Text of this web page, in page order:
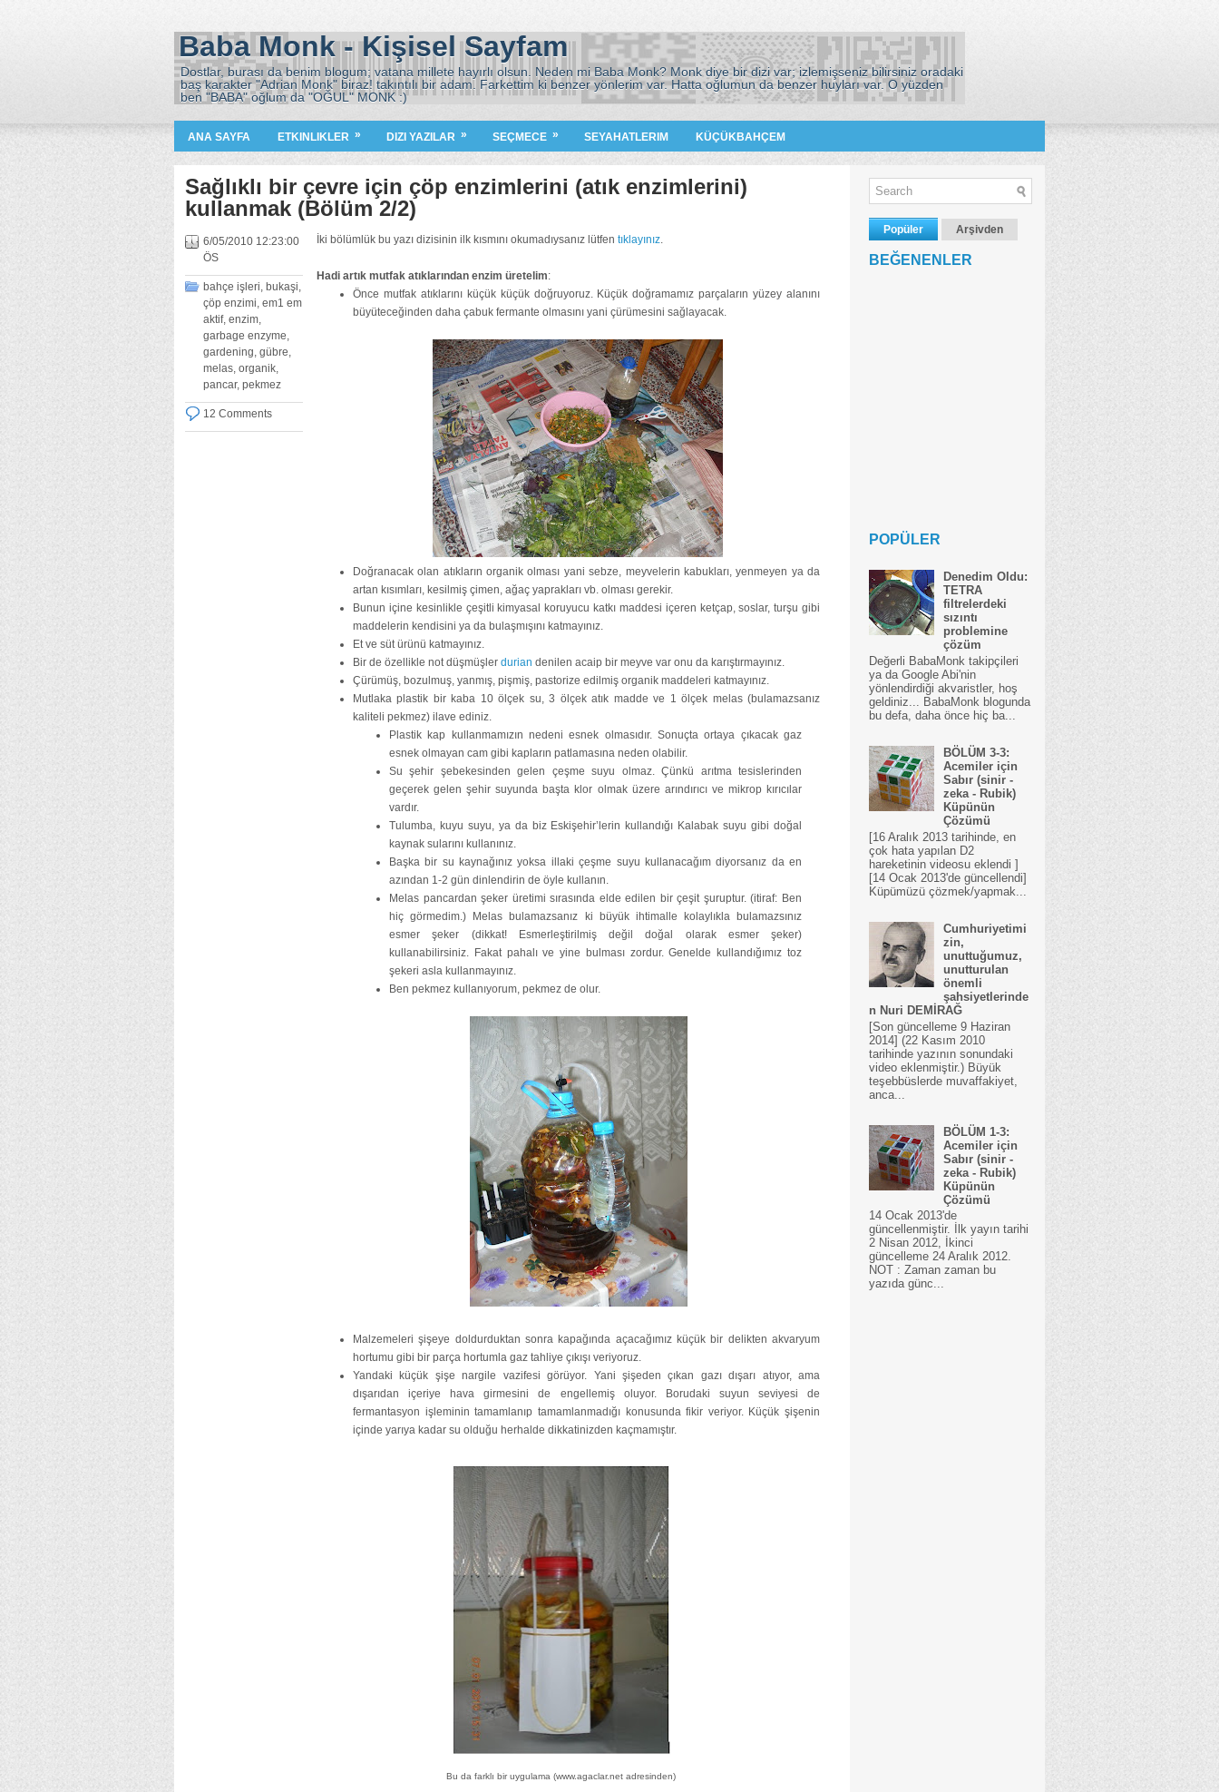
Baba Monk - Kişisel Sayfam
Dostlar, burası da benim blogum; vatana millete hayırlı olsun. Neden mi Baba Monk? Monk diye bir dizi var; izlemişseniz bilirsiniz oradaki
baş karakter "Adrian Monk" biraz! takıntılı bir adam. Farkettim ki benzer yönlerim var. Hatta oğlumun da benzer huyları var. O yüzden
ben "BABA" oğlum da "OĞUL" MONK :)
ANA SAYFA ETKINLIKLER » DIZI YAZILAR » SEÇMECE » SEYAHATLERIM KÜÇÜKBAHÇEM
Sağlıklı bir çevre için çöp enzimlerini (atık enzimlerini)
kullanmak (Bölüm 2/2)
6/05/2010 12:23:00
ÖS
bahçe işleri, bukaşi,
çöp enzimi, em1 em
aktif, enzim,
garbage enzyme,
gardening, gübre,
melas, organik,
pancar, pekmez
12 Comments
İki bölümlük bu yazı dizisinin ilk kısmını okumadıysanız lütfen tıklayınız.
Hadi artık mutfak atıklarından enzim üretelim:
Önce mutfak atıklarını küçük küçük doğruyoruz. Küçük doğramamız parçaların yüzey alanını
büyüteceğinden daha çabuk fermante olmasını yani çürümesini sağlayacak.
Doğranacak olan atıkların organik olması yani sebze, meyvelerin kabukları, yenmeyen ya da
artan kısımları, kesilmiş çimen, ağaç yaprakları vb. olması gerekir.
Bunun içine kesinlikle çeşitli kimyasal koruyucu katkı maddesi içeren ketçap, soslar, turşu gibi
maddelerin kendisini ya da bulaşmışını katmayınız.
Et ve süt ürünü katmayınız.
Bir de özellikle not düşmüşler durian denilen acaip bir meyve var onu da karıştırmayınız.
Çürümüş, bozulmuş, yanmış, pişmiş, pastorize edilmiş organik maddeleri katmayınız.
Mutlaka plastik bir kaba 10 ölçek su, 3 ölçek atık madde ve 1 ölçek melas (bulamazsanız
kaliteli pekmez) ilave ediniz.
Plastik kap kullanmamızın nedeni esnek olmasıdır. Sonuçta ortaya çıkacak gaz
esnek olmayan cam gibi kapların patlamasına neden olabilir.
Su şehir şebekesinden gelen çeşme suyu olmaz. Çünkü arıtma tesislerinden
geçerek gelen şehir suyunda başta klor olmak üzere arındırıcı ve mikrop kırıcılar
vardır.
Tulumba, kuyu suyu, ya da biz Eskişehir’lerin kullandığı Kalabak suyu gibi doğal
kaynak sularını kullanınız.
Başka bir su kaynağınız yoksa illaki çeşme suyu kullanacağım diyorsanız da en
azından 1-2 gün dinlendirin de öyle kullanın.
Melas pancardan şeker üretimi sırasında elde edilen bir çeşit şuruptur. (itiraf: Ben
hiç görmedim.) Melas bulamazsanız ki büyük ihtimalle kolaylıkla bulamazsınız
esmer şeker (dikkat! Esmerleştirilmiş değil doğal olarak esmer şeker)
kullanabilirsiniz. Fakat pahalı ve yine bulması zordur. Genelde kullandığımız toz
şekeri asla kullanmayınız.
Ben pekmez kullanıyorum, pekmez de olur.
Malzemeleri şişeye doldurduktan sonra kapağında açacağımız küçük bir delikten akvaryum
hortumu gibi bir parça hortumla gaz tahliye çıkışı veriyoruz.
Yandaki küçük şişe nargile vazifesi görüyor. Yani şişeden çıkan gazı dışarı atıyor, ama
dışarıdan içeriye hava girmesini de engellemiş oluyor. Borudaki suyun seviyesi de
fermantasyon işleminin tamamlanıp tamamlanmadığı konusunda fikir veriyor. Küçük şişenin
içinde yarıya kadar su olduğu herhalde dikkatinizden kaçmamıştır.
Bu da farklı bir uygulama (www.agaclar.net adresinden)
Popüler Arşivden
BEĞENENLER
POPÜLER
Denedim Oldu:
TETRA
filtrelerdeki
sızıntı
problemine
çözüm
Değerli BabaMonk takipçileri
ya da Google Abi'nin
yönlendirdiği akvaristler, hoş
geldiniz... BabaMonk blogunda
bu defa, daha önce hiç ba...
BÖLÜM 3-3:
Acemiler için
Sabır (sinir -
zeka - Rubik)
Küpünün
Çözümü
[16 Aralık 2013 tarihinde, en
çok hata yapılan D2
hareketinin videosu eklendi ]
[14 Ocak 2013'de güncellendi]
Küpümüzü çözmek/yapmak...
Cumhuriyetimi
zin,
unuttuğumuz,
unutturulan
önemli
şahsiyetlerinde
n Nuri DEMİRAĞ
[Son güncelleme 9 Haziran
2014] (22 Kasım 2010
tarihinde yazının sonundaki
video eklenmiştir.) Büyük
teşebbüslerde muvaffakiyet,
anca...
BÖLÜM 1-3:
Acemiler için
Sabır (sinir -
zeka - Rubik)
Küpünün
Çözümü
14 Ocak 2013'de
güncellenmiştir. İlk yayın tarihi
2 Nisan 2012, İkinci
güncelleme 24 Aralık 2012.
NOT : Zaman zaman bu
yazıda günc...